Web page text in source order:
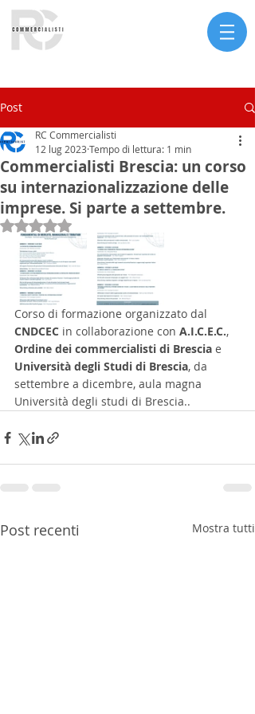
Post
Commercialisti Brescia: un corso
su internazionalizzazione delle
imprese. Si parte a settembre.
RC Commercialisti
12 lug 2023 Tempo di lettura: 1 min
Valutazione NaN stelle su 5.
Corso di formazione organizzato dal
CNDCEC in collaborazione con A.I.C.E.C.,
Ordine dei commercialisti di Brescia e
Università degli Studi di Brescia, da
settembre a dicembre, aula magna
Università degli studi di Brescia..
Post recenti Mostra tutti